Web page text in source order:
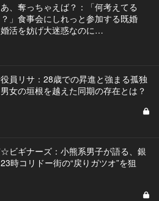
、奪っちゃえば？：「何考えてる
」食事会にしれっと参加する既婚
活を妨げ大迷惑なのに…
員リサ：28歳での昇進と強まる孤独
女の垣根を越えた同期の存在とは？
ビギナーズ：小熊系男子が語る、銀
時コリドー街の“戻りガツオ”を狙